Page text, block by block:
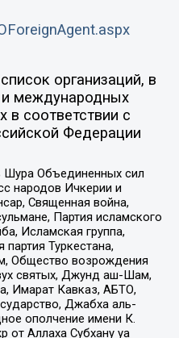
организаций, в
международных
в соответствии с
Федерации
Объединенных сил
народов Ичкерии и
Священная война,
Партия исламского
Исламская группа,
Туркестана,
Общество возрождения
святых, Джунд аш-Шам,
Имарат Кавказ, АБТО,
Джабха аль-
ополчение имени К.
Аллаха Субхану уа